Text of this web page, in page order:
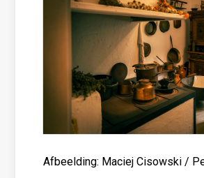
Afbeelding: Maciej Cisowski /